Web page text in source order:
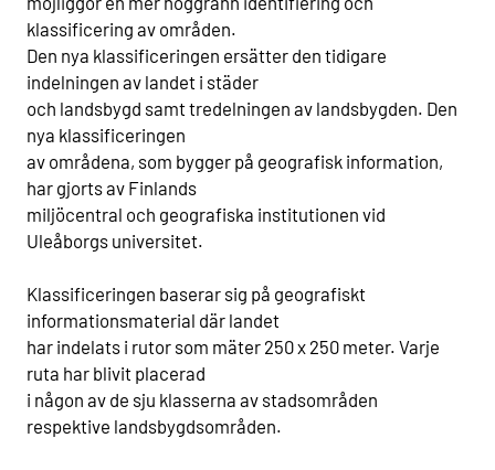
klassificering av områden.
Den nya klassificeringen ersätter den tidigare
indelningen av landet i städer
och landsbygd samt tredelningen av landsbygden. Den
nya klassificeringen
av områdena, som bygger på geografisk information,
har gjorts av Finlands
miljöcentral och geografiska institutionen vid
Uleåborgs universitet.
Klassificeringen baserar sig på geografiskt
informationsmaterial där landet
har indelats i rutor som mäter 250 x 250 meter. Varje
ruta har blivit placerad
i någon av de sju klasserna av stadsområden
respektive landsbygdsområden.